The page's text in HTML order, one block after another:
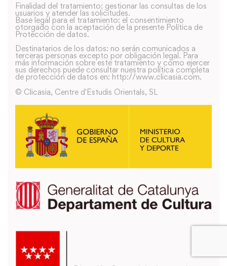
Finalidad del tratamiento: gestionar las consultas de los
usuarios y atender las solicitudes.
Base legal para el tratamiento: el consentimiento
otorgado con la aceptación de la presente Política de
Protección de datos.
Destinatarios de los datos: no serán comunicados a
terceras personas excepto por obligación legal. Para
más información sobre este tratamiento y como ejercer
sus derechos puede consultar nuestra política completa
de protección de datos en: http://www.clicasia.com.
© Clicasia, Centre d'Estudis Orientals, SL